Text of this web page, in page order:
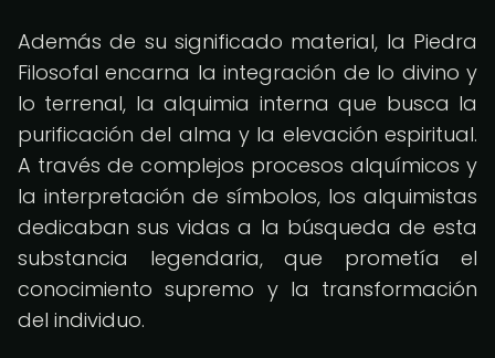
Además de su significado material, la Piedra
Filosofal encarna la integración de lo divino y
lo terrenal, la alquimia interna que busca la
purificación del alma y la elevación espiritual.
A través de complejos procesos alquímicos y
la interpretación de símbolos, los alquimistas
dedicaban sus vidas a la búsqueda de esta
substancia legendaria, que prometía el
conocimiento supremo y la transformación
del individuo.